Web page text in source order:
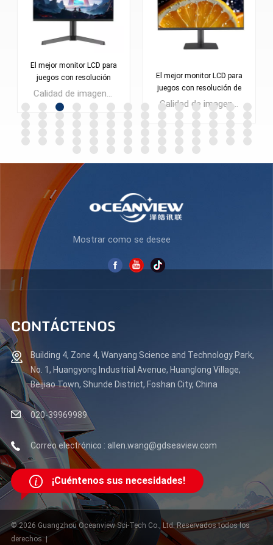
El mejor monitor LCD para
juegos con resolución
2560*1440, pantalla de 24
pulgadas, monitor de PC
ES238Q180
Calidad de imagen QHD @180Hz Monitor LCD para juegos FAST VA de 24 pulgadas Cantidad mínima de pedido: 300 piezas
APRENDE MÁS
El mejor monitor LCD para
juegos con resolución de
2560 x 1440, pantalla de
27 pulgadas, monitor de
PC ES270Q180
Calidad de imagen QHD @180Hz Monitor para juegos LCD FAST IPS de 27 pulgadas Cantidad mínima de pedido: 300 piezas
Mostrar como se desee
CONTÁCTENOS
Building 4, Zone 4, Wanyang Science and Technology Park,
No. 1, Huangyong Industrial Avenue, Huanglong Village,
Beijiao Town, Shunde District, Foshan City, China
020-39969989
Correo electrónico : allen.wang@gdseaview.com
¡Cuéntenos sus necesidades!
© 2026 Guangzhou Oceanview Sci-Tech Co., Ltd. Reservados todos los
derechos. |